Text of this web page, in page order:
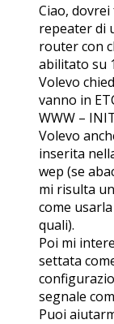
Ciao,
repeater di
router con
abilitato su
Volevo
vanno in
WWW –
Volevo
inserita
wep (se
mi risulta
come
quali).
Poi mi
settata
segnale
Puoi